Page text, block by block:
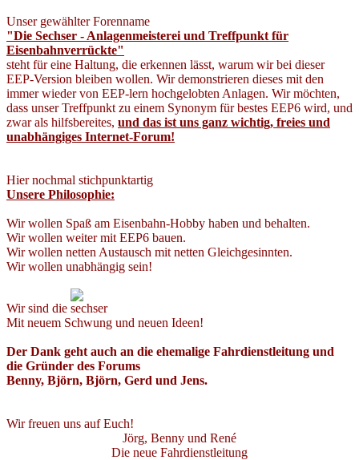
Unser gewählter Forenname
"Die Sechser - Anlagenmeisterei und Treffpunkt für
Eisenbahnverrückte"
steht für eine Haltung, die erkennen lässt, warum wir bei dieser
EEP-Version bleiben wollen. Wir demonstrieren dieses mit den
immer wieder von EEP-lern hochgelobten Anlagen. Wir möchten,
dass unser Treffpunkt zu einem Synonym für bestes EEP6 wird, und
zwar als hilfsbereites, und das ist uns ganz wichtig, freies und
unabhängiges Internet-Forum!
Hier nochmal stichpunktartig
Unsere Philosophie:
Wir wollen Spaß am Eisenbahn-Hobby haben und behalten.
Wir wollen weiter mit EEP6 bauen.
Wir wollen netten Austausch mit netten Gleichgesinnten.
Wir wollen unabhängig sein!
Wir sind die
Mit neuem Schwung und neuen Ideen!
Der Dank geht auch an die ehemalige Fahrdienstleitung und
die Gründer des Forums
Benny, Björn, Björn, Gerd und Jens.
Wir freuen uns auf Euch!
Jörg, Benny und René
Die neue Fahrdienstleitung